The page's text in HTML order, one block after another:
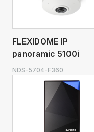
FLEXIDOME IP
panoramic 5100i
NDS-5704-F360